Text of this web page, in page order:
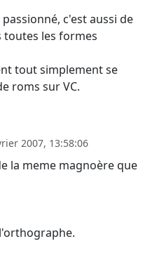
c'est aussi de
les formes
tout simplement se
roms sur VC.
2007, 13:58:06
la meme magnoère que